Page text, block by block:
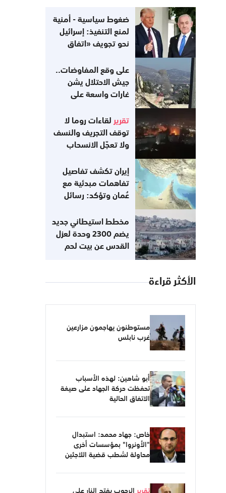
ضغوط سياسية - أمنية
لمنع التنفيذ: إسرائيل
نحو تجويف «اتفاق
على وقع المفاوضات..
جيش الاحتلال يشن
غارات واسعة على
تقرير لقاءات روما لا
توقف التجريف والنسف
ولا تعجّل الانسحاب
إيران تكشف تفاصيل
تفاهمات مبدئية مع
عُمان وتؤكد: رسائل
باستعدادها للعودة إلى
التزاماتها
مخطط استيطاني جديد
يضم 2300 وحدة لعزل
القدس عن بيت لحم
الأكثر قراءة
مستوطنون يهاجمون مزارعين
غرب نابلس
أبو شاهين: لهذه الأسباب
تحفظت حركة الجهاد على صيغة
الاتفاق الحالية
خاص: جهاد محمد: استبدال
"الأونروا" بمؤسسات أخرى
محاولة لشطب قضية اللاجئين
تقرير الرجوب يفتح النار على